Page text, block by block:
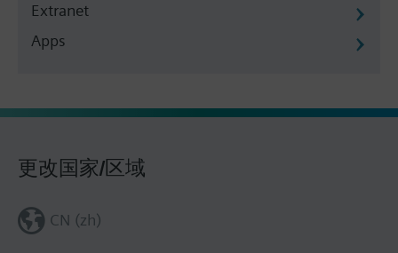
Extranet
Apps
更改国家/区域
CN (zh)